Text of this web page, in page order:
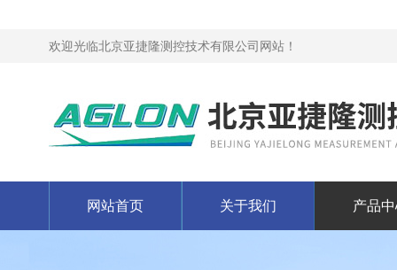
欢迎光临北京亚捷隆测控技术有限公司网站！
网站首页 关于我们 产品